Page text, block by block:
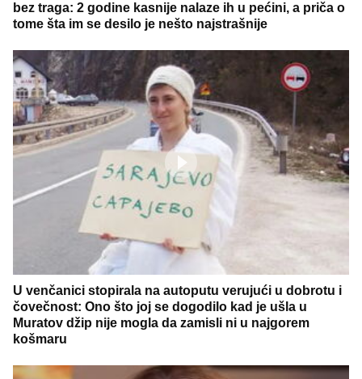
bez traga: 2 godine kasnije nalaze ih u pećini, a priča o
tome šta im se desilo je nešto najstrašnije
U venčanici stopirala na autoputu verujući u dobrotu i
čovečnost: Ono što joj se dogodilo kad je ušla u
Muratov džip nije mogla da zamisli ni u najgorem
košmaru